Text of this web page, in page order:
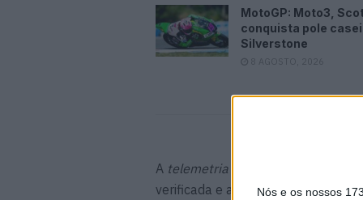
Nós e os nossos
MotoGP: Moto3,
conquista pole
Silverstone
8 AGOSTO, 2026
A telemetria
é um conjunto de
verificada e analisada por